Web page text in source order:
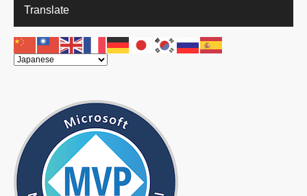
Translate